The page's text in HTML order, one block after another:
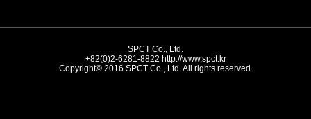
SPCT Co., Ltd.
+82(0)2-6281-8822 http://www.spct.kr
Copyright© 2016 SPCT Co., Ltd. All rights reserved.